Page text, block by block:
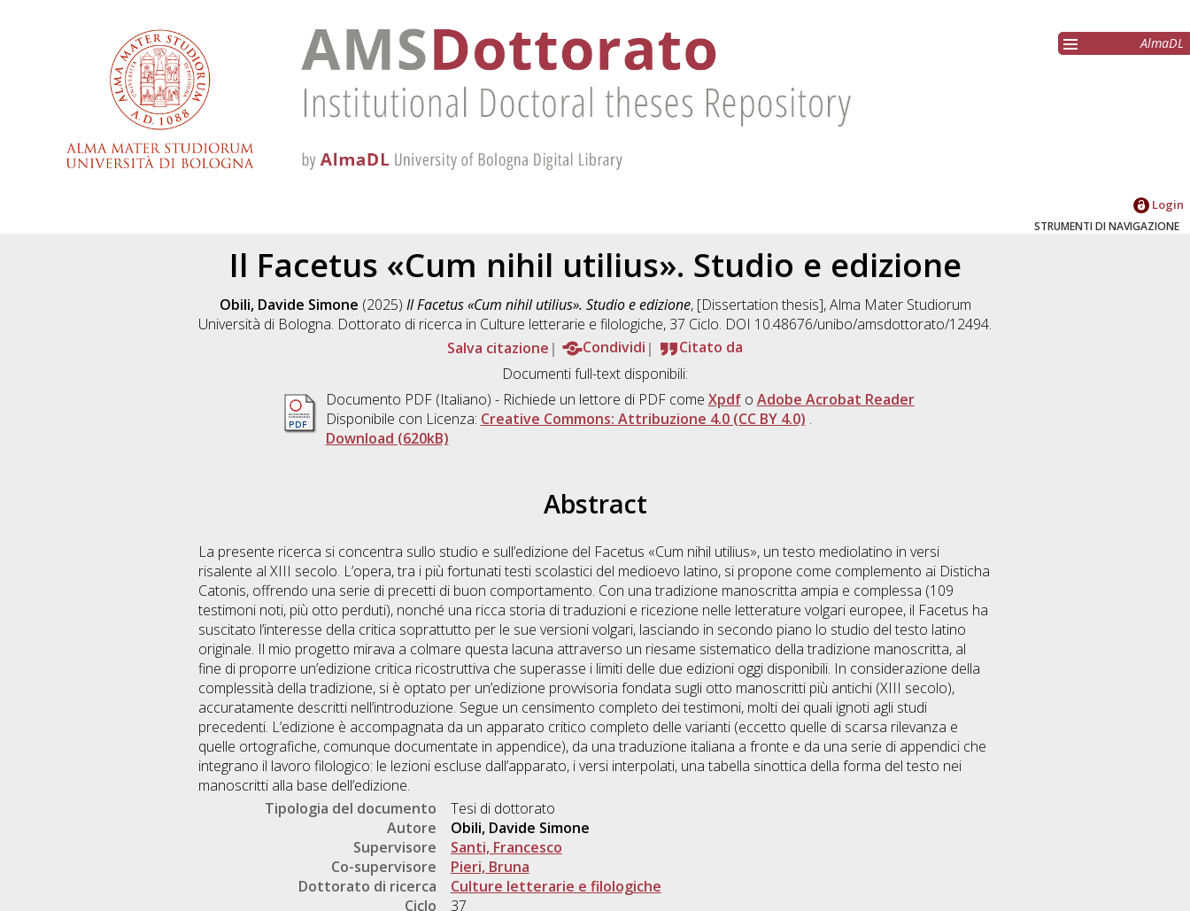
AlmaDL
Login
STRUMENTI DI NAVIGAZIONE
Il Facetus «Cum nihil utilius». Studio e edizione
Obili, Davide Simone (2025) Il Facetus «Cum nihil utilius». Studio e edizione, [Dissertation thesis], Alma Mater Studiorum
Università di Bologna. Dottorato di ricerca in Culture letterarie e filologiche, 37 Ciclo. DOI 10.48676/unibo/amsdottorato/12494.
Salva citazione
Condividi
Citato da
Documenti full-text disponibili:
Documento PDF(Italiano) - Richiede un lettore di PDF come Xpdfo Adobe Acrobat Reader
Disponibile con Licenza: Creative Commons: Attribuzione 4.0 (CC BY 4.0) .
Download (620kB)
Abstract
La presente ricerca si concentra sullo studio e sull’edizione del Facetus «Cum nihil utilius», un testo mediolatino in versi
risalente al XIII secolo. L’opera, tra i più fortunati testi scolastici del medioevo latino, si propone come complemento ai Disticha
Catonis, offrendo una serie di precetti di buon comportamento. Con una tradizione manoscritta ampia e complessa (109
testimoni noti, più otto perduti), nonché una ricca storia di traduzioni e ricezione nelle letterature volgari europee, il Facetus ha
suscitato l’interesse della critica soprattutto per le sue versioni volgari, lasciando in secondo piano lo studio del testo latino
originale. Il mio progetto mirava a colmare questa lacuna attraverso un riesame sistematico della tradizione manoscritta, al
fine di proporre un’edizione critica ricostruttiva che superasse i limiti delle due edizioni oggi disponibili. In considerazione della
complessità della tradizione, si è optato per un’edizione provvisoria fondata sugli otto manoscritti più antichi (XIII secolo),
accuratamente descritti nell’introduzione. Segue un censimento completo dei testimoni, molti dei quali ignoti agli studi
precedenti. L’edizione è accompagnata da un apparato critico completo delle varianti (eccetto quelle di scarsa rilevanza e
quelle ortografiche, comunque documentate in appendice), da una traduzione italiana a fronte e da una serie di appendici che
integrano il lavoro filologico: le lezioni escluse dall’apparato, i versi interpolati, una tabella sinottica della forma del testo nei
manoscritti alla base dell’edizione.
Tipologia del documento
Tesi di dottorato
Autore
Obili, Davide Simone
Supervisore
Santi, Francesco
Co-supervisore
Pieri, Bruna
Dottorato di ricerca
Culture letterarie e filologiche
Ciclo
37